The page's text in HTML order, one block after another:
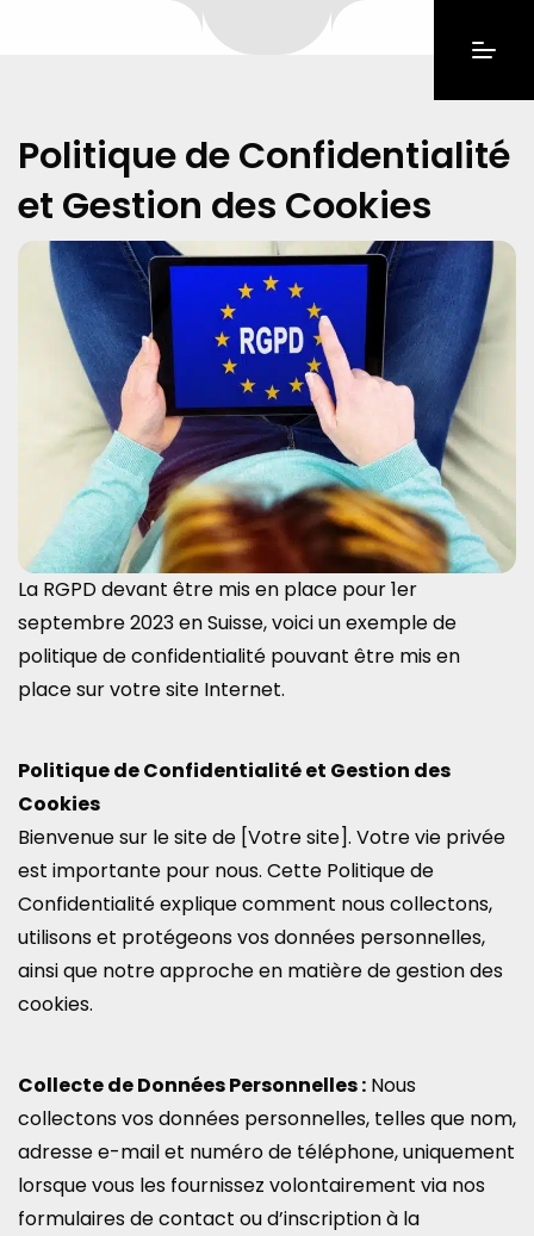
Politique de Confidentialité
et Gestion des Cookies
La RGPD devant être mis en place pour 1er
septembre 2023 en Suisse, voici un exemple de
politique de confidentialité pouvant être mis en
place sur votre site Internet.
Politique de Confidentialité et Gestion des
Cookies
Bienvenue sur le site de [Votre site]. Votre vie privée
est importante pour nous. Cette Politique de
Confidentialité explique comment nous collectons,
utilisons et protégeons vos données personnelles,
ainsi que notre approche en matière de gestion des
cookies.
Collecte de Données Personnelles : Nous
collectons vos données personnelles, telles que nom,
adresse e-mail et numéro de téléphone, uniquement
lorsque vous les fournissez volontairement via nos
formulaires de contact ou d’inscription à la